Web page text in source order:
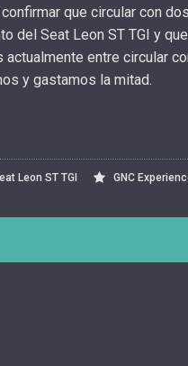
que circular con
del Seat Leon ST TGI y
entre circular
y gastamos la mitad.
Leon ST TGI GNC